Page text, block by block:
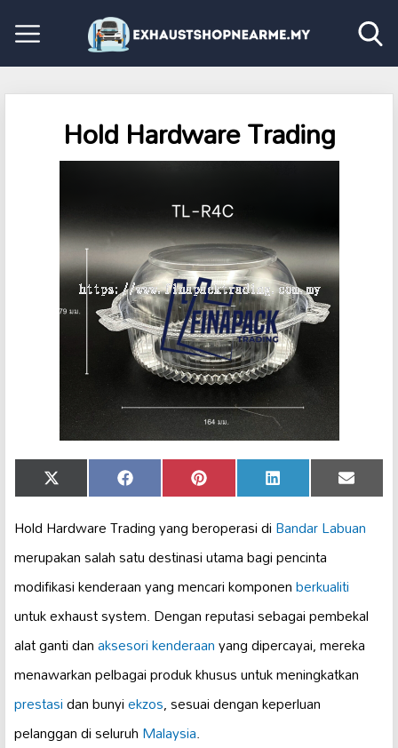
Hold Hardware Trading
Share
on
X
(Twitter)
Share
on
Facebook Share
on
Pinterest Share
on
LinkedIn Share
on
Email
Hold Hardware Trading yang beroperasi diBandar Labuan
merupakan salah satu destinasi utama bagi pencinta
modifikasi kenderaan yang mencari komponenberkualiti
untuk exhaust system. Dengan reputasi sebagai pembekal
alat ganti danaksesori kenderaanyang dipercayai, mereka
menawarkan pelbagai produk khusus untuk meningkatkan
prestasidan bunyiekzos, sesuai dengan keperluan
pelanggan di seluruhMalaysia.